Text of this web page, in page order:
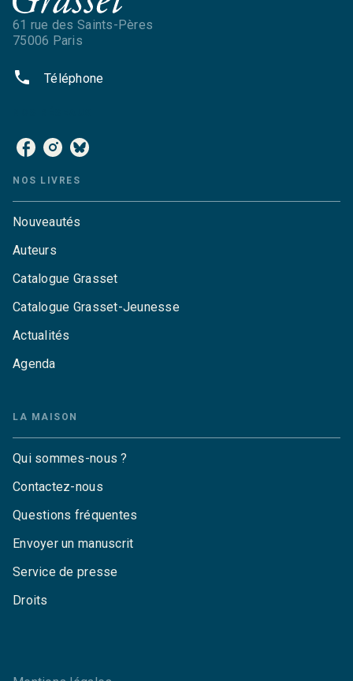
61 rue des Saints-Pères
75006 Paris
phone Téléphone
NOS LIVRES
Nouveautés
Auteurs
Catalogue Grasset
Catalogue Grasset-Jeunesse
Actualités
Agenda
LA MAISON
Qui sommes-nous ?
Contactez-nous
Questions fréquentes
Envoyer un manuscrit
Service de presse
Droits